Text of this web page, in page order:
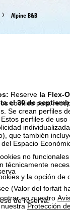
cookies para
Se crean perfiles
perfiles de
que también
Espacio
no
técnicamente
y la opción
en nuestro
Protección
Alpine B&B
Reserve la Flex-
el 30 de
(Valor del forfait
de reserva.